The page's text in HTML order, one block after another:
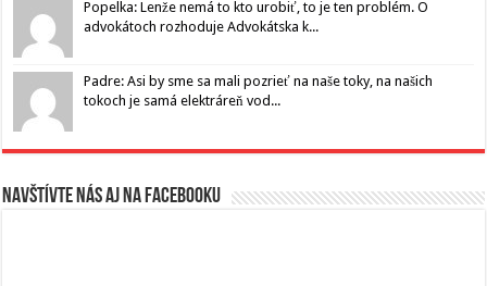
Popelka: Lenže nemá to kto urobiť, to je ten problém. O
advokátoch rozhoduje Advokátska k...
Padre: Asi by sme sa mali pozrieť na naše toky, na našich
tokoch je samá elektráreň vod...
Navštívte nás aj na Facebooku